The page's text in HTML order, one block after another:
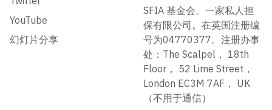
YouTube
幻灯片分享
SFIA 基金会。一家私人担
保有限公司。在英国注册编
号为04770377。注册办事
处：The Scalpel， 18th
Floor， 52 Lime Street，
London EC3M 7AF， UK
（不用于通信）